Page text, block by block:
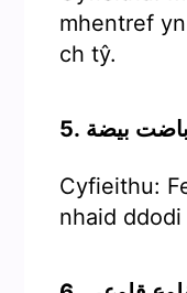
mhentref
ch tŷ.
Cyfieithu:
nhaid ddodi